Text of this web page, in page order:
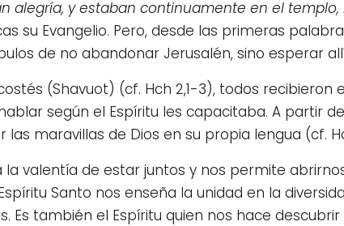
alegría, y estaban continuamente en el templo,
su Evangelio. Pero, desde las primeras
de no abandonar Jerusalén, sino esperar
(Shavuot) (cf. Hch 2,1-3), todos recibieron
según el Espíritu les capacitaba. A partir
maravillas de Dios en su propia lengua (cf.
la valentía de estar juntos y nos permite
Santo nos enseña la unidad en la
Es también el Espíritu quien nos hace